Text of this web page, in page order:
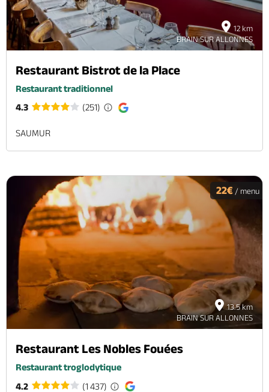
12 km
BRAIN SUR ALLONNES
Restaurant Bistrot de la Place
Restaurant traditionnel
4.3
(251)
SAUMUR
13.5 km
BRAIN SUR ALLONNES
22€ / menu
Restaurant Les Nobles Fouées
Restaurant troglodytique
4.2
(1 437)